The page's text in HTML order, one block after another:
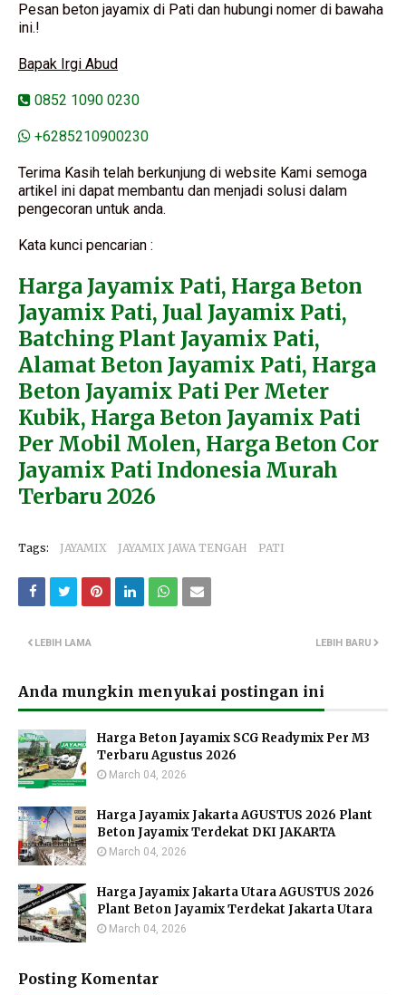
Pesan beton jayamix di Pati dan hubungi nomer di bawaha
ini.!
Bapak Irgi Abud
0852 1090 0230
+6285210900230
Terima Kasih telah berkunjung di website Kami semoga
artikel ini dapat membantu dan menjadi solusi dalam
pengecoran untuk anda.
Kata kunci pencarian :
Harga Jayamix Pati, Harga Beton
Jayamix Pati, Jual Jayamix Pati,
Batching Plant Jayamix Pati,
Alamat Beton Jayamix Pati, Harga
Beton Jayamix Pati Per Meter
Kubik, Harga Beton Jayamix Pati
Per Mobil Molen, Harga Beton Cor
Jayamix Pati Indonesia Murah
Terbaru 2026
Tags: JAYAMIX JAYAMIX JAWA TENGAH PATI
LEBIH BARU
LEBIH LAMA
Anda mungkin menyukai postingan ini
Harga Beton Jayamix SCG Readymix Per M3
Terbaru Agustus 2026
March 04, 2026
Harga Jayamix Jakarta AGUSTUS 2026 Plant
Beton Jayamix Terdekat DKI JAKARTA
March 04, 2026
Harga Jayamix Jakarta Utara AGUSTUS 2026
Plant Beton Jayamix Terdekat Jakarta Utara
March 04, 2026
Posting Komentar